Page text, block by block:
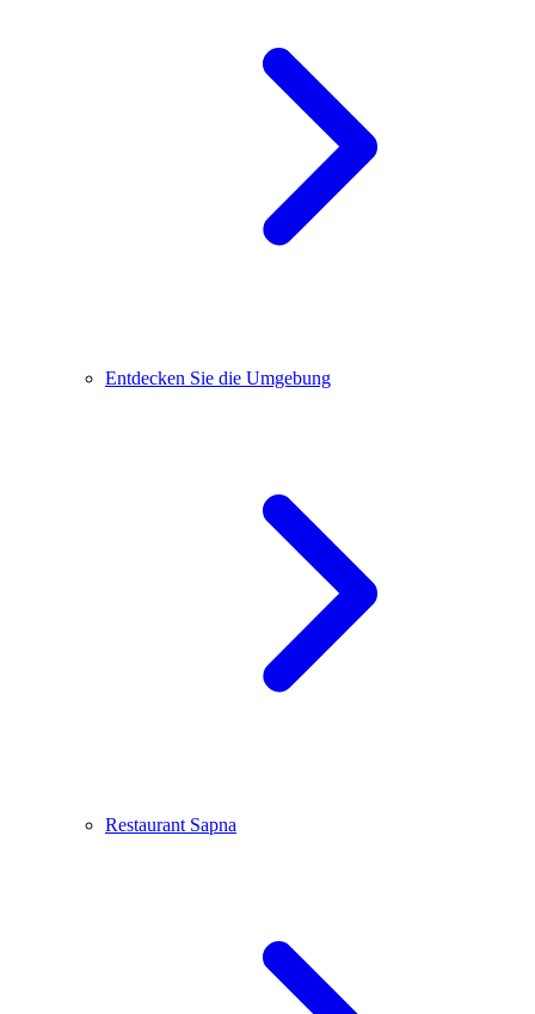
Entdecken Sie die Umgebung
Restaurant Sapna